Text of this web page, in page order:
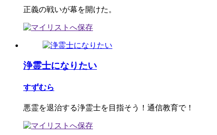
正義の戦いが幕を開けた。
浄霊士になりたい
すずむら
悪霊を退治する浄霊士を目指そう！通信教育で！